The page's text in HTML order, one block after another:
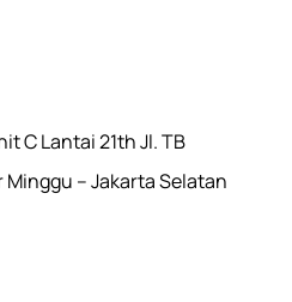
C Lantai 21th Jl. TB
Minggu – Jakarta Selatan